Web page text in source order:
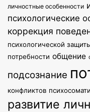
личностные особенности
психологические
коррекция
психологической
потребности общение
подсознание
конфликтов
развитие